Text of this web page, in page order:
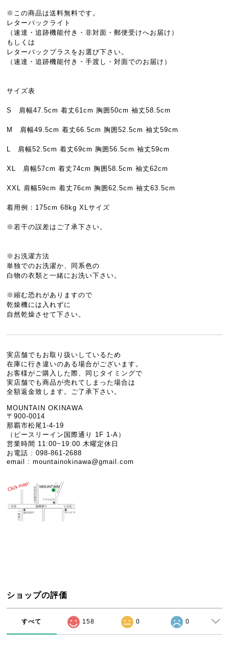
※この商品は送料無料です。
レターパックライト
（速達・追跡機能付き・非対面・郵便受けへお届け）
もしくは
レターパックプラスをお選び下さい。
（速達・追跡機能付き・手渡し・対面でのお届け）
サイズ表
S 肩幅47.5cm 着丈61cm 胸囲50cm 袖丈58.5cm
M 肩幅49.5cm 着丈66.5cm 胸囲52.5cm 袖丈59cm
L 肩幅52.5cm 着丈69cm 胸囲56.5cm 袖丈59cm
XL 肩幅57cm 着丈74cm 胸囲58.5cm 袖丈62cm
XXL 肩幅59cm 着丈76cm 胸囲62.5cm 袖丈63.5cm
着用例：175cm 68kg XLサイズ
※若干の誤差はご了承下さい。
※お洗濯方法
単独でのお洗濯か、同系色の
白物の衣類と一緒にお洗い下さい。
※縮む恐れがありますので
乾燥機には入れずに
自然乾燥させて下さい。
実店舗でもお取り扱いしているため
在庫に行き違いのある場合がございます。
お客様がご購入した際、同じタイミングで
実店舗でも商品が売れてしまった場合は
全額返金致します。ご了承下さい。
MOUNTAIN OKINAWA
〒900-0014
那覇市松尾1-4-19
（ピースリーイン国際通り 1F 1-A）
営業時間 11:00~19:00 木曜定休日
お電話 : 098-861-2688
email :mountainokinawa@gmail.com
ショップの評価
すべて 158 0 0